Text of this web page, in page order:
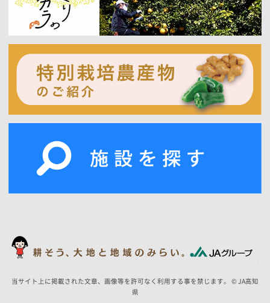
当サイト上に掲載された文章、画像等を許可なく利用する事を禁じます。 © JA高知
県